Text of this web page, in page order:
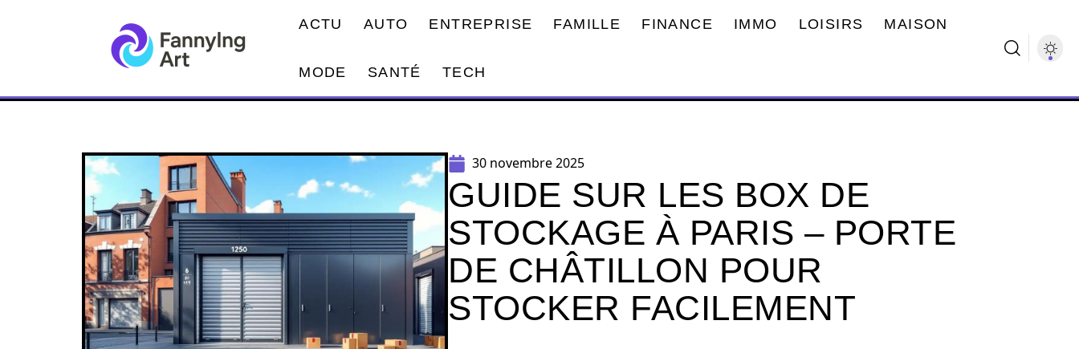
ACTU AUTO ENTREPRISE FAMILLE FINANCE IMMO LOISIRS MAISON
MODE SANTÉ TECH
30 novembre 2025
GUIDE SUR LES BOX DE
STOCKAGE À PARIS – PORTE
DE CHÂTILLON POUR
STOCKER FACILEMENT